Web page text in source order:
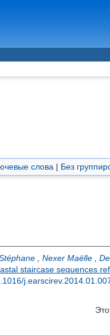
слова | Без
Nexer Maëlle
staircase sequences